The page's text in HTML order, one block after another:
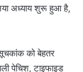
अध्याय शुरू हुआ है,
को बेहतर
पेचिश, टाइफाइड